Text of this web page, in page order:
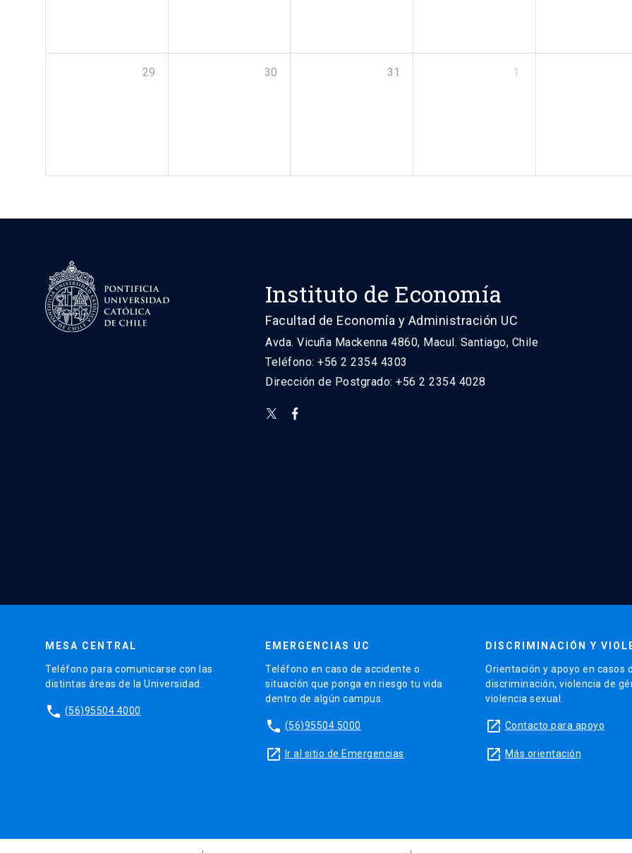
29 30 31 1
Instituto de Economía
Facultad de Economía y Administración UC
Avda. Vicuña Mackenna 4860, Macul. Santiago, Chile
Teléfono: +56 2 2354 4303
Dirección de Postgrado: +56 2 2354 4028
MESA CENTRAL
Teléfono para comunicarse con las
distintas áreas de la Universidad.
phone (56)95504 4000
EMERGENCIAS UC
Teléfono en caso de accidente o
situación que ponga en riesgo tu vida
dentro de algún campus.
phone (56)95504 5000
launch Ir al sitio de Emergencias
DISCRIMINACIÓN Y
Orientación y apoyo en casos
discriminación, violencia de
violencia sexual.
launch Contacto para apoyo
launch Más orientación